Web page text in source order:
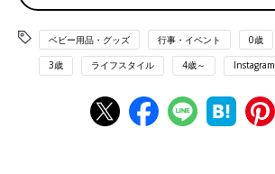
Takako Sagaraさん(@takakosagara)がシ
ベビー用品・グッズ 行事・イベント 0歳
3歳 ライフスタイル 4歳～ Instagram